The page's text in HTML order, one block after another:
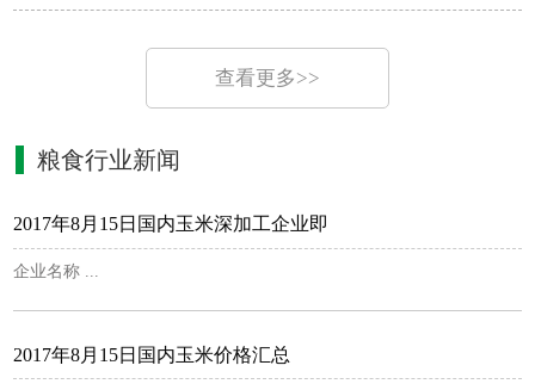
查看更多>>
粮食行业新闻
2017年8月15日国内玉米深加工企业即
企业名称 ...
2017年8月15日国内玉米价格汇总